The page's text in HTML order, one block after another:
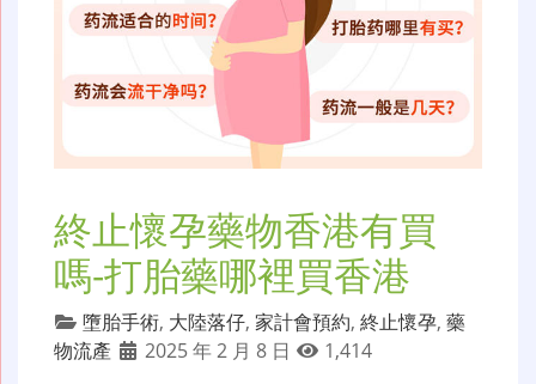
終止懷孕藥物香港有買
嗎-打胎藥哪裡買香港
墮胎手術, 大陸落仔, 家計會預約, 終止懷孕, 藥
物流產
2025 年 2 月 8 日 1,414